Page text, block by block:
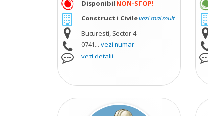
Disponibil NON-STOP!
Constructii Civilevezi mai mult
Bucuresti, Sector 4
0741... vezi numar
vezi detalii